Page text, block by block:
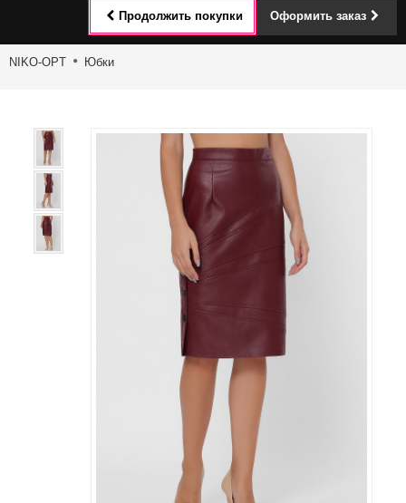
Продолжить покупки Оформить заказ
NIKO-OPT Юбки